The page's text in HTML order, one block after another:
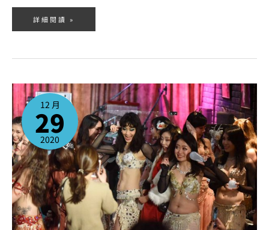
詳細閱讀 »
12 月
29
2020
肚
皮
舞
歡
樂
派
對，
員
們
感
動
分
享
舞
台
經
驗！